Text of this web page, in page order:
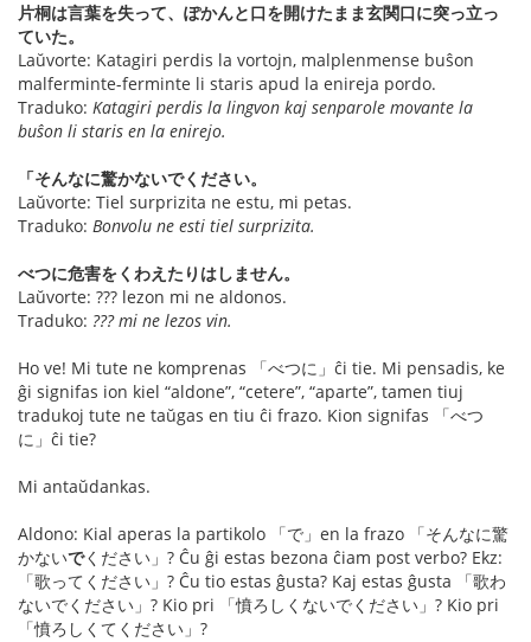
片桐は言葉を失って、ぽかんと口を開けたまま玄関口に突っ立っ
ていた。
Laŭvorte: Katagiri perdis la vortojn, malplenmense buŝon
malferminte-ferminte li staris apud la enireja pordo.
Traduko: Katagiri perdis la lingvon kaj senparole movante la
buŝon li staris en la enirejo.
「そんなに驚かないでください。
Laŭvorte: Tiel surprizita ne estu, mi petas.
Traduko: Bonvolu ne esti tiel surprizita.
べつに危害をくわえたりはしません。
Laŭvorte: ??? lezon mi ne aldonos.
Traduko: ??? mi ne lezos vin.
Ho ve! Mi tute ne komprenas 「べつに」ĉi tie. Mi pensadis, ke
ĝi signifas ion kiel “aldone”, “cetere”, “aparte”, tamen tiuj
tradukoj tute ne taŭgas en tiu ĉi frazo. Kion signifas 「べつ
に」ĉi tie?
Mi antaŭdankas.
Aldono: Kial aperas la partikolo 「で」en la frazo 「そんなに驚
かないでください」? Ĉu ĝi estas bezona ĉiam post verbo? Ekz:
「歌ってください」? Ĉu tio estas ĝusta? Kaj estas ĝusta 「歌わ
ないでください」? Kio pri 「憤ろしくないでください」? Kio pri
「憤ろしくてください」?